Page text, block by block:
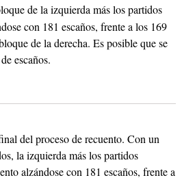
de la izquierda más los partidos
con 181 escaños, frente a los 169
de la derecha. Es posible que se
escaños.
del proceso de recuento. Con un
la izquierda más los partidos
alzándose con 181 escaños, frente a